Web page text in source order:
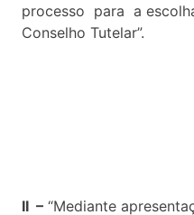
processo para a
Conselho Tutelar”.
II – “Mediante